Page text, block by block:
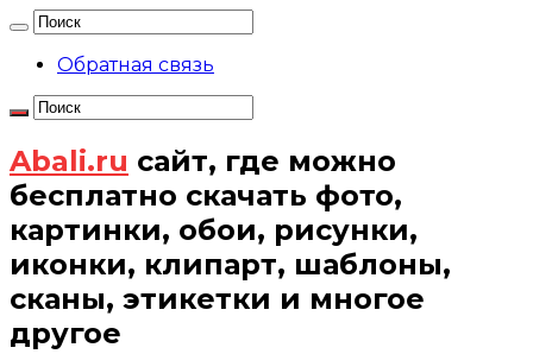
Обратная связь
Abali.ru сайт, где можно
бесплатно скачать фото,
картинки, обои, рисунки,
иконки, клипарт, шаблоны,
сканы, этикетки и многое
другое